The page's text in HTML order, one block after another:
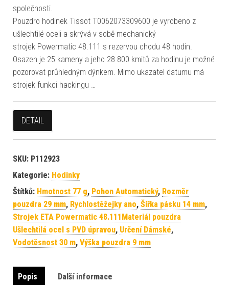
společnosti.
Pouzdro hodinek Tissot T0062073309600 je vyrobeno z
ušlechtilé oceli a skrývá v sobě mechanický
strojek Powermatic 48.111 s rezervou chodu 48 hodin.
Osazen je 25 kameny a jeho 28 800 kmitů za hodinu je možné
pozorovat průhledným dýnkem. Mimo ukazatel datumu má
strojek funkci hackingu …
DETAIL
SKU: P112923
Kategorie: Hodinky
Štítků: Hmotnost 77 g, Pohon Automatický, Rozměr
pouzdra 29 mm, Rychlostěžejky ano, Šířka pásku 14 mm,
Strojek ETA Powermatic 48.111Materiál pouzdra
Ušlechtilá ocel s PVD úpravou, Určení Dámské,
Vodotěsnost 30 m, Výška pouzdra 9 mm
Popis Další informace